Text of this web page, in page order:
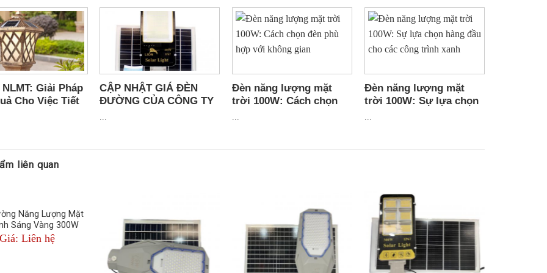
dựng, lối đi nội trong xí nghiệp nhà máy, các tuyến đường trong khu đô thị, chiếu sáng trong các khu vui chơi giải trí,..đèn
và thuận lợi
Giải Pháp
Cho Việc Tiết
CẬP NHẬT GIÁ ĐÈN
ĐƯỜNG CỦA CÔNG TY
Đèn năng lượng mặt
trời 100W: Cách chọn
Đèn năng lượng mặt
trời 100W: Sự lựa chọn
liên quan
Năng Lượng Mặt
Sáng Vàng 300W
Giá: Liên hệ